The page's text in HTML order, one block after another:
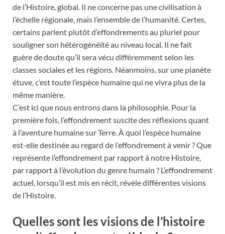
de l’Histoire, global. Il ne concerne pas une civilisation à
l’échelle régionale, mais l’ensemble de l’humanité. Certes,
certains parlent plutôt d’effondrements au pluriel pour
souligner son hétérogénéité au niveau local. Il ne fait
guère de doute qu’il sera vécu différemment selon les
classes sociales et les régions. Néanmoins, sur une planète
étuve, c’est toute l’espèce humaine qui ne vivra plus de la
même manière.
C’est ici que nous entrons dans la philosophie. Pour la
première fois, l’effondrement suscite des réflexions quant
à l’aventure humaine sur Terre. À quoi l’espèce humaine
est-elle destinée au regard de l’effondrement à venir ? Que
représente l’effondrement par rapport à notre Histoire,
par rapport à l’évolution du genre humain ? L’effondrement
actuel, lorsqu’il est mis en récit, révèle différentes visions
de l’Histoire.
Quelles sont les visions de l’histoire